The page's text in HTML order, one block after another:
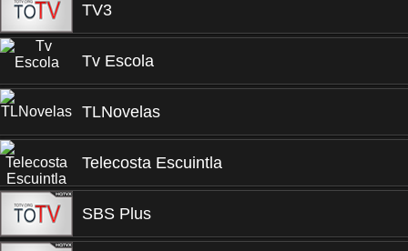
TV3
Tv Escola
TLNovelas
Telecosta Escuintla
SBS Plus